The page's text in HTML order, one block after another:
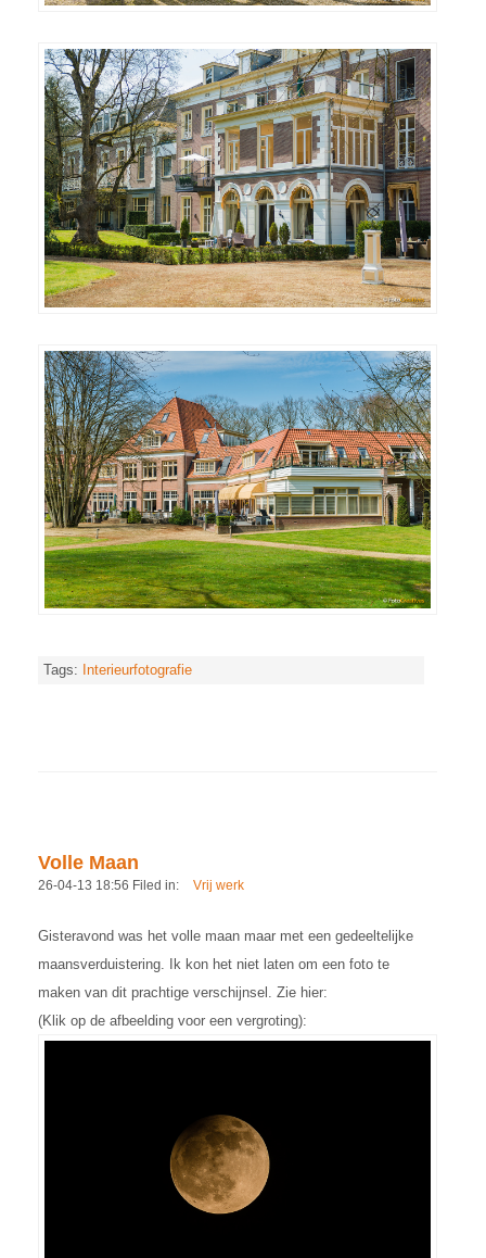
Tags: Interieurfotografie
Volle Maan
26-04-13 18:56 Filed in: Vrij werk
Gisteravond was het volle maan maar met een gedeeltelijke
maansverduistering. Ik kon het niet laten om een foto te
maken van dit prachtige verschijnsel. Zie hier:
(Klik op de afbeelding voor een vergroting):